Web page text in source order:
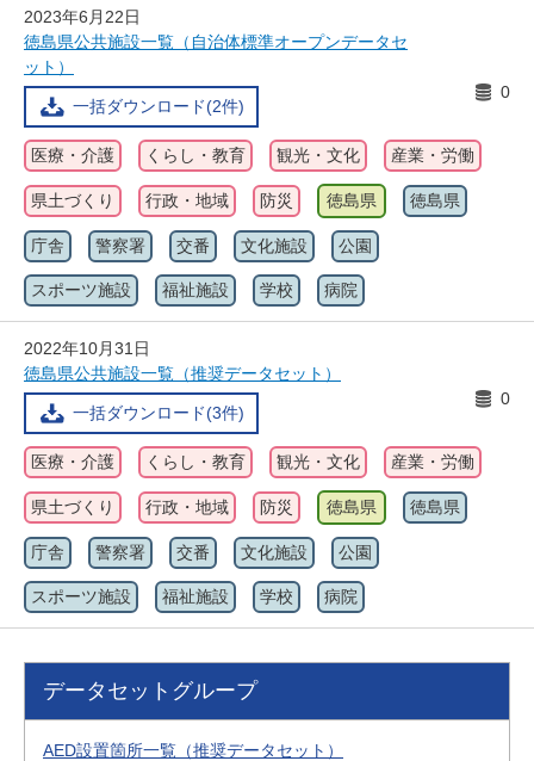
2023年6月22日
徳島県公共施設一覧（自治体標準オープンデータセ
ット）
一括ダウンロード(2件)
0
医療・介護 くらし・教育 観光・文化 産業・労働
県土づくり 行政・地域 防災 徳島県 徳島県
庁舎 警察署 交番 文化施設 公園
スポーツ施設 福祉施設 学校 病院
2022年10月31日
徳島県公共施設一覧（推奨データセット）
一括ダウンロード(3件)
0
医療・介護 くらし・教育 観光・文化 産業・労働
県土づくり 行政・地域 防災 徳島県 徳島県
庁舎 警察署 交番 文化施設 公園
スポーツ施設 福祉施設 学校 病院
データセットグループ
AED設置箇所一覧（推奨データセット）